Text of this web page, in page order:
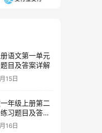
语文第一单元
目及答案详解
15日
年级上册第二
习题目及答案
16日